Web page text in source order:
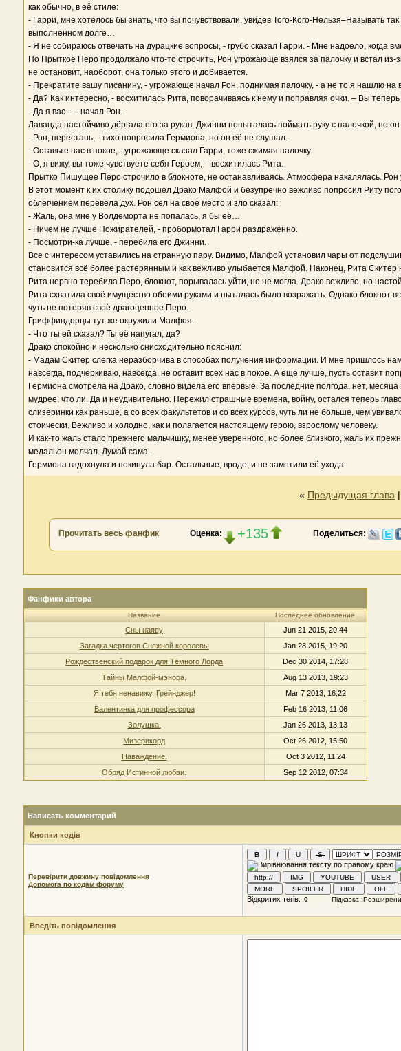
как обычно, в её стиле:
- Гарри, мне хотелось бы знать, что вы почувствовали, увидев Того-Кого-Нельзя–Называть
выполненном долге…
- Я не собираюсь отвечать на дурацкие вопросы, - грубо сказал Гарри. - Мне надоело,
Но Прыткое Перо продолжало что-то строчить, Рон угрожающе взялся за палочку и встал
не остановит, наоборот, она только этого и добивается.
- Прекратите вашу писанину, - угрожающе начал Рон, поднимая палочку, - а не то я нашлю на
- Да? Как интересно, - восхитилась Рита, поворачиваясь к нему и поправляя очки. – Вы
- Да я вас… - начал Рон.
Лаванда настойчиво дёргала его за рукав, Джинни попыталась поймать руку с палочкой, но
- Рон, перестань, - тихо попросила Гермиона, но он её не слушал.
- Оставьте нас в покое, - угрожающе сказал Гарри, тоже сжимая палочку.
- О, я вижу, вы тоже чувствуете себя Героем, – восхитилась Рита.
Прытко Пишущее Перо строчило в блокноте, не останавливаясь. Атмосфера накалялась. Рон
В этот момент к их столику подошёл Драко Малфой и безупречно вежливо попросил Риту
облегчением перевела дух. Рон сел на своё место и зло сказал:
- Жаль, она мне у Волдеморта не попалась, я бы её…
- Ничем не лучше Пожирателей, - пробормотал Гарри раздражённо.
- Посмотри-ка лучше, - перебила его Джинни.
Все с интересом уставились на странную пару. Видимо, Малфой установил чары от
становится всё более растерянным и как вежливо улыбается Малфой. Наконец, Рита
Рита нервно теребила Перо, блокнот, порывалась уйти, но не могла. Драко вежливо, но
Рита схватила своё имущество обеими руками и пыталась было возражать. Однако
чуть не потеряв своё драгоценное Перо.
Гриффиндорцы тут же окружили Малфоя:
- Что ты ей сказал? Ты её напугал, да?
Драко спокойно и несколько снисходительно пояснил:
- Мадам Скитер слегка неразборчива в способах получения информации. И мне пришлось
навсегда, подчёркиваю, навсегда, не оставит всех нас в покое. А ещё лучше, пусть оставит
Гермиона смотрела на Драко, словно видела его впервые. За последние полгода, нет,
мудрее, что ли. Да и неудивительно. Пережил страшные времена, войну, остался теперь
слизеринки как раньше, а со всех факультетов и со всех курсов, чуть ли не больше, чем
стоически. Вежливо и холодно, как и полагается настоящему герою, взрослому человеку.
И как-то жаль стало прежнего мальчишку, менее уверенного, но более близкого, жаль их
медальон молчал. Думай сама.
Гермиона вздохнула и покинула бар. Остальные, вроде, и не заметили её ухода.
« Предыдущая глава|
Прочитать весь фанфик Оценка: +135 Поделиться:
Фанфики автора
Название Последнее обновление
Сны наяву
Jun 21 2015, 20:44
Загадка чертогов Снежной королевы
Jan 28 2015, 19:20
Рождественский подарок для Тёмного Лорда
Dec 30 2014, 17:28
Тайны Малфой-мэнора.
Aug 13 2013, 19:23
Я тебя ненавижу, Грейнджер!
Mar 7 2013, 16:22
Валентинка для профессора
Feb 16 2013, 11:06
Золушка.
Jan 26 2013, 13:13
Мизерикорд
Oct 26 2012, 15:50
Наваждение.
Oct 3 2012, 11:24
Обряд Истинной любви.
Sep 12 2012, 07:34
Написать комментарий
Кнопки кодів
Перевірити довжину повідомлення
Допомога по кодам форуму
Відкритих тегів:
Введіть повідомлення